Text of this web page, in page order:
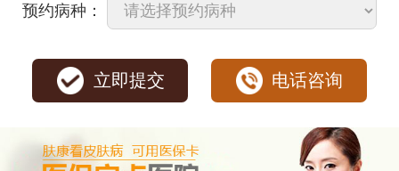
预约病种：
立即提交 电话咨询